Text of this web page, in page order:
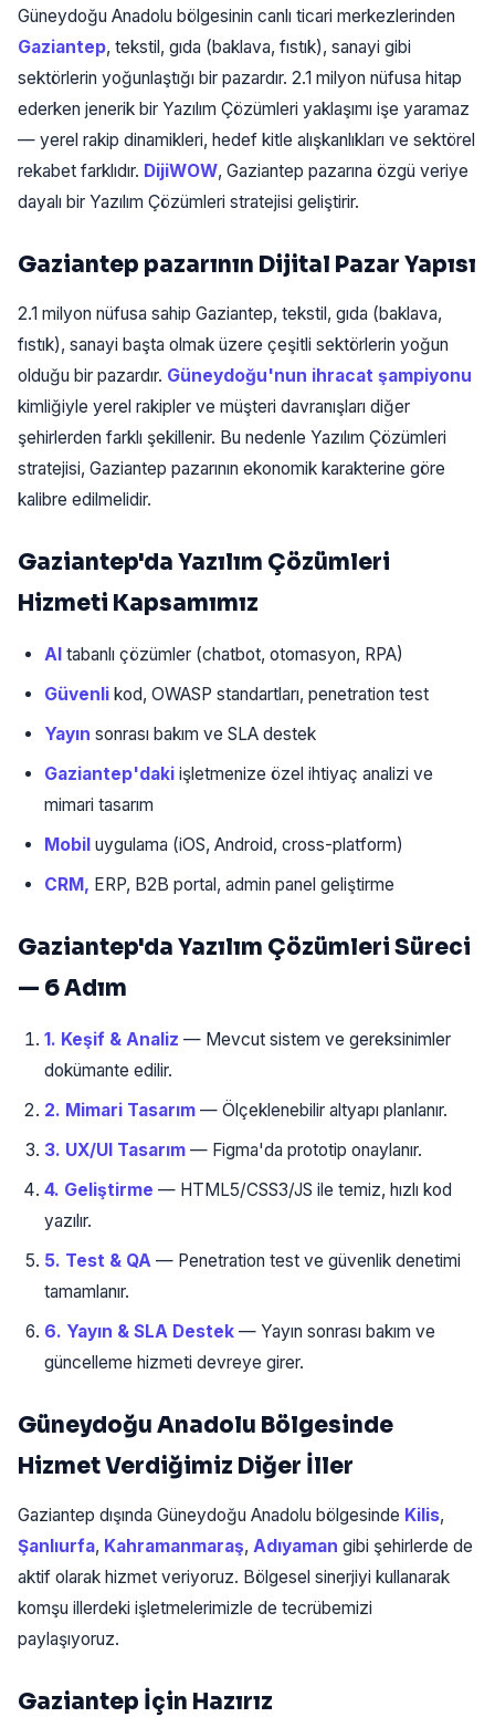
Güneydoğu Anadolu bölgesinin canlı ticari merkezlerinden
Gaziantep, tekstil, gıda (baklava, fıstık), sanayi gibi
sektörlerin yoğunlaştığı bir pazardır. 2.1 milyon nüfusa hitap
ederken jenerik bir Yazılım Çözümleri yaklaşımı işe yaramaz
— yerel rakip dinamikleri, hedef kitle alışkanlıkları ve sektörel
rekabet farklıdır. DijiWOW, Gaziantep pazarına özgü veriye
dayalı bir Yazılım Çözümleri stratejisi geliştirir.
Gaziantep pazarının Dijital Pazar Yapısı
2.1 milyon nüfusa sahip Gaziantep, tekstil, gıda (baklava,
fıstık), sanayi başta olmak üzere çeşitli sektörlerin yoğun
olduğu bir pazardır. Güneydoğu'nun ihracat şampiyonu
kimliğiyle yerel rakipler ve müşteri davranışları diğer
şehirlerden farklı şekillenir. Bu nedenle Yazılım Çözümleri
stratejisi, Gaziantep pazarının ekonomik karakterine göre
kalibre edilmelidir.
Gaziantep'da Yazılım Çözümleri
Hizmeti Kapsamımız
AI tabanlı çözümler (chatbot, otomasyon, RPA)
Güvenli kod, OWASP standartları, penetration test
Yayın sonrası bakım ve SLA destek
Gaziantep'daki işletmenize özel ihtiyaç analizi ve
mimari tasarım
Mobil uygulama (iOS, Android, cross-platform)
CRM, ERP, B2B portal, admin panel geliştirme
Gaziantep'da Yazılım Çözümleri Süreci
— 6 Adım
1. Keşif & Analiz — Mevcut sistem ve gereksinimler
dokümante edilir.
2. Mimari Tasarım — Ölçeklenebilir altyapı planlanır.
3. UX/UI Tasarım — Figma'da prototip onaylanır.
4. Geliştirme — HTML5/CSS3/JS ile temiz, hızlı kod
yazılır.
5. Test & QA — Penetration test ve güvenlik denetimi
tamamlanır.
6. Yayın & SLA Destek — Yayın sonrası bakım ve
güncelleme hizmeti devreye girer.
Güneydoğu Anadolu Bölgesinde
Hizmet Verdiğimiz Diğer İller
Gaziantep dışında Güneydoğu Anadolu bölgesinde Kilis,
Şanlıurfa, Kahramanmaraş, Adıyaman gibi şehirlerde de
aktif olarak hizmet veriyoruz. Bölgesel sinerjiyi kullanarak
komşu illerdeki işletmelerimizle de tecrübemizi
paylaşıyoruz.
Gaziantep İçin Hazırız